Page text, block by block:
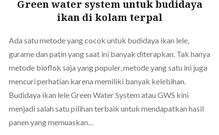
Green water system untuk budidaya
ikan di kolam terpal
Ada satu metode yang cocok untuk budidaya ikan lele,
gurame dan patin yang saat ini banyak diterapkan. Tak hanya
metode bioflok saja yang populer, metode yang satu ini juga
mencuri perhatian karena memiliki banyak kelebihan.
Budidaya ikan lele Green Water System atau GWS kini
menjadi salah satu pilihan terbaik untuk mendapatkan hasil
panen yang memuaskan…